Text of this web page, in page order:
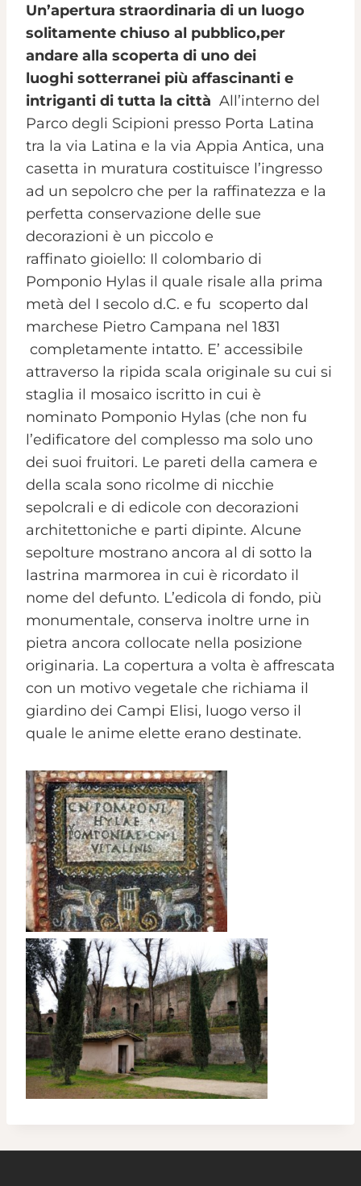
Un’apertura straordinaria di un luogo
solitamente chiuso al pubblico,per
andare alla scoperta di uno dei
luoghi sotterranei più affascinanti e
intriganti di tutta la città All’interno del
Parco degli Scipioni presso Porta Latina
tra la via Latina e la via Appia Antica, una
casetta in muratura costituisce l’ingresso
ad un sepolcro che per la raffinatezza e la
perfetta conservazione delle sue
decorazioni è un piccolo e
raffinato gioiello: Il colombario di
Pomponio Hylas il quale risale alla prima
metà del I secolo d.C. e fu scoperto dal
marchese Pietro Campana nel 1831
completamente intatto. E’ accessibile
attraverso la ripida scala originale su cui si
staglia il mosaico iscritto in cui è
nominato Pomponio Hylas (che non fu
l’edificatore del complesso ma solo uno
dei suoi fruitori. Le pareti della camera e
della scala sono ricolme di nicchie
sepolcrali e di edicole con decorazioni
architettoniche e parti dipinte. Alcune
sepolture mostrano ancora al di sotto la
lastrina marmorea in cui è ricordato il
nome del defunto. L’edicola di fondo, più
monumentale, conserva inoltre urne in
pietra ancora collocate nella posizione
originaria. La copertura a volta è affrescata
con un motivo vegetale che richiama il
giardino dei Campi Elisi, luogo verso il
quale le anime elette erano destinate.